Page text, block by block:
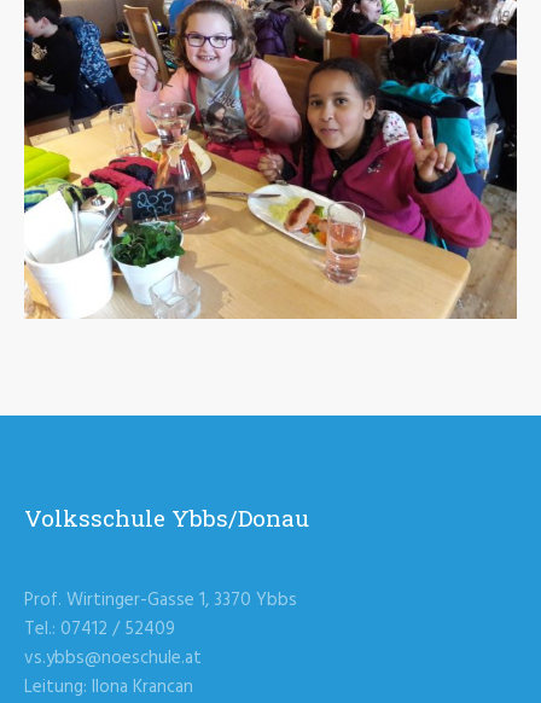
Volksschule Ybbs/Donau
Prof. Wirtinger-Gasse 1, 3370 Ybbs
Tel.: 07412 / 52409
vs.ybbs@noeschule.at
Leitung: Ilona Krancan